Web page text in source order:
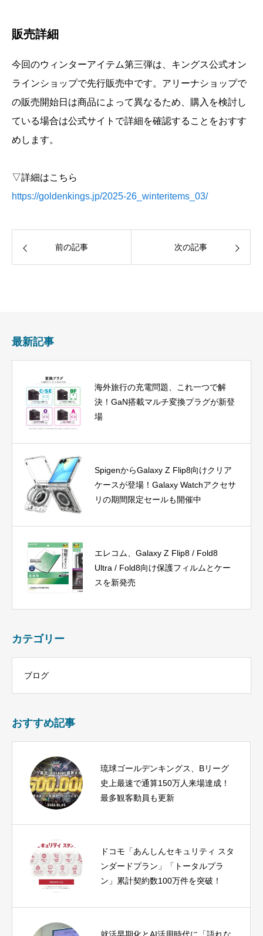
販売詳細
今回のウィンターアイテム第三弾は、キングス公式オン
ラインショップで先行販売中です。アリーナショップで
の販売開始日は商品によって異なるため、購入を検討し
ている場合は公式サイトで詳細を確認することをおすす
めします。
▽詳細はこちら
https://goldenkings.jp/2025-26_winteritems_03/
前の記事 次の記事
最新記事
海外旅行の充電問題、これ一つで解
決！GaN搭載マルチ変換プラグが新登
場
SpigenからGalaxy Z Flip8向けクリア
ケースが登場！Galaxy Watchアクセサ
リの期間限定セールも開催中
エレコム、Galaxy Z Flip8 / Fold8
Ultra / Fold8向け保護フィルムとケー
スを新発売
カテゴリー
ブログ
おすすめ記事
琉球ゴールデンキングス、Bリーグ
史上最速で通算150万人来場達成！
最多観客動員も更新
ドコモ「あんしんセキュリティ スタ
ンダードプラン」「トータルプラ
ン」累計契約数100万件を突破！
就活早期化とAI活用時代に「語れな